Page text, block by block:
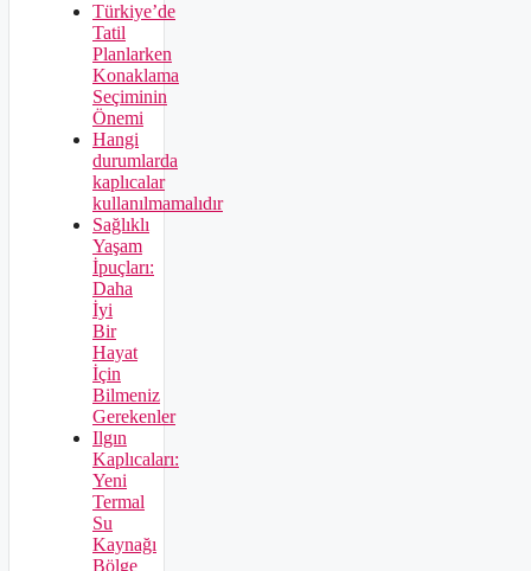
Türkiye’de
Tatil
Planlarken
Konaklama
Seçiminin
Önemi
Hangi
durumlarda
kaplıcalar
kullanılmamalıdır
Sağlıklı
Yaşam
İpuçları:
Daha
İyi
Bir
Hayat
İçin
Bilmeniz
Gerekenler
Ilgın
Kaplıcaları:
Yeni
Termal
Su
Kaynağı
Bölge